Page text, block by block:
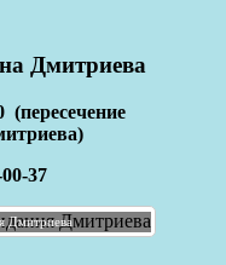
Дмитриева
(пересечение
37
Дмитриева